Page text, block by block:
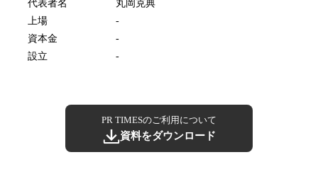
代表者名
丸岡克典
上場
-
資本金
-
設立
-
PR TIMESのご利用について
資料をダウンロード